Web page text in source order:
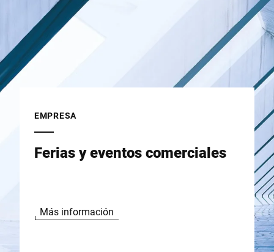
EMPRESA
Ferias y eventos comerciales
Más información